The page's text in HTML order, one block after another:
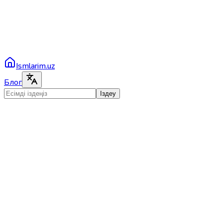
Ismlarim.uz
Блог
Іздеу